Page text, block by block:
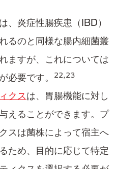
、炎症性腸疾患（IBD）
るのと同様な腸内細菌叢
ますが、これについては
必要です。
22,23
クスは、胃腸機能に対し
えることができます。プ
スは菌株​によって宿主へ
ため、目的に応じて特定